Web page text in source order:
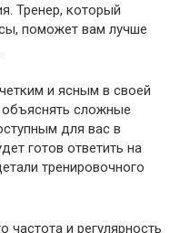
Тренер, который
поможет вам лучше
и ясным в своей
сложные
для вас в
готов ответить на
тренировочного
и регулярность